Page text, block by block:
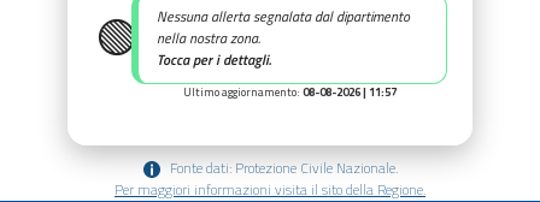
🟢
Nessuna allerta segnalata dal dipartimento
nella nostra zona.
Tocca per i dettagli.
Ultimo aggiornamento: 08-08-2026 | 11:57
Fonte dati: Protezione Civile Nazionale.
Per maggiori informazioni visita il sito della Regione.